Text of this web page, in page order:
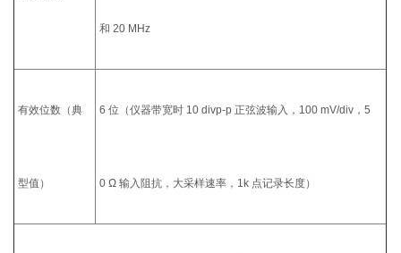
和 20 MHz
有效位数（典
型值）
6 位（仪器带宽时 10 divp-p 正弦波输入，100 mV/div，5
0 Ω 输入阻抗，大采样速率，1k 点记录长度）